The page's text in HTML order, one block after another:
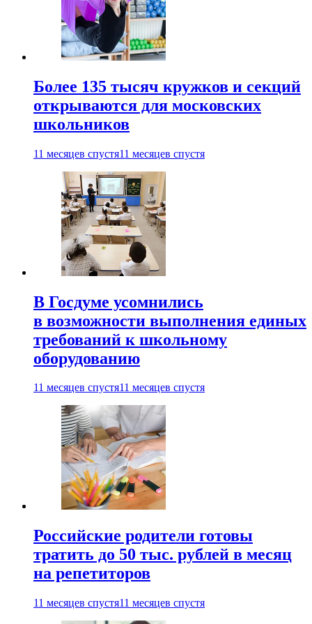
Более 135 тысяч кружков и секций
открываются для московских
школьников
11 месяцев спустя11 месяцев спустя
В Госдуме усомнились
в возможности выполнения единых
требований к школьному
оборудованию
11 месяцев спустя11 месяцев спустя
Российские родители готовы
тратить до 50 тыс. рублей в месяц
на репетиторов
11 месяцев спустя11 месяцев спустя